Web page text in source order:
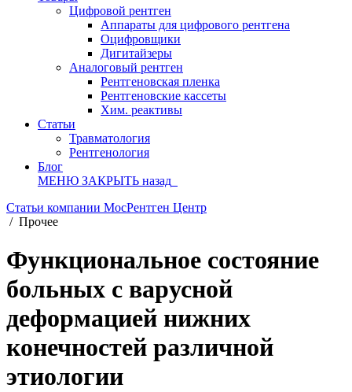
Цифровой рентген
Аппараты для цифрового рентгена
Оцифровщики
Дигитайзеры
Аналоговый рентген
Рентгеновская пленка
Рентгеновские кассеты
Хим. реактивы
Статьи
Травматология
Рентгенология
Блог
МЕНЮ ЗАКРЫТЬ назад
Статьи компании МосРентген Центр
/ Прочее
Функциональное состояние
больных с варусной
деформацией нижних
конечностей различной
этиологии